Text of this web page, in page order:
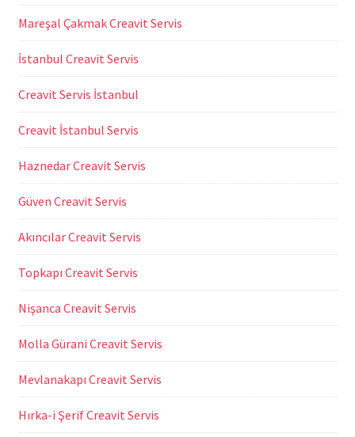
Mareşal Çakmak Creavit Servis
İstanbul Creavit Servis
Creavit Servis İstanbul
Creavit İstanbul Servis
Haznedar Creavit Servis
Güven Creavit Servis
Akıncılar Creavit Servis
Topkapı Creavit Servis
Nişanca Creavit Servis
Molla Gürani Creavit Servis
Mevlanakapı Creavit Servis
Hırka-i Şerif Creavit Servis